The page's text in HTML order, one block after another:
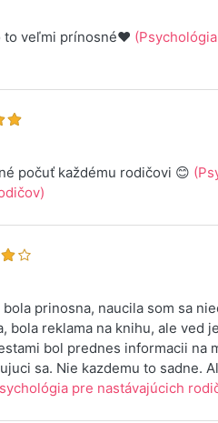
to veľmi prínosné❤️
počuť každému rodičovi 😊
prinosna, naucila som sa
bola reklama na knihu, ale ved
bol prednes informacii na
sa. Nie kazdemu to sadne.
pre nastávajúcich